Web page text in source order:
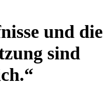
und die
sind